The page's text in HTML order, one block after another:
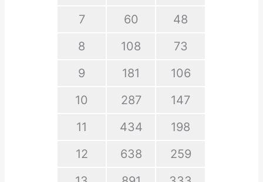
7
60
48
8
108
73
9
181
106
10
287
147
11
434
198
12
638
259